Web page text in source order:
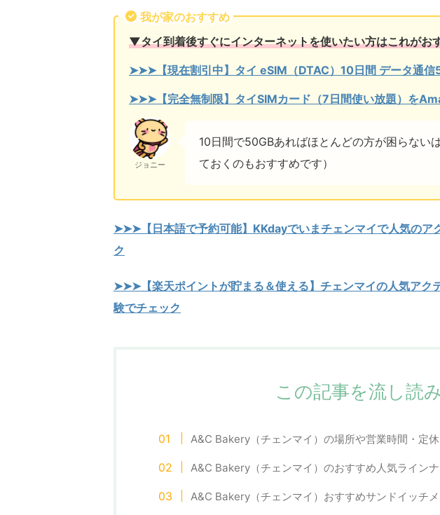
我が家のおすすめ
▼タイ到着後すぐにインターネットを使いたい方はこれがお
➤➤➤【現在割引中】タイ eSIM（DTAC）10日間 データ通信
➤➤➤【完全無制限】タイSIMカード（7日間使い放題）を
ジョニー
10日間で50GBあればほとんどの方が困らない
ておくのもおすすめです）
➤➤➤【日本語で予約可能】KKdayでいまチェンマイで人気のア
ク
➤➤➤【楽天ポイントが貯まる＆使える】チェンマイの人気アク
験でチェック
この記事を流し読
A&C Bakery（チェンマイ）の場所や営業時間・定
A&C Bakery（チェンマイ）のおすすめ人気ライン
A&C Bakery（チェンマイ）おすすめサンドイッチ